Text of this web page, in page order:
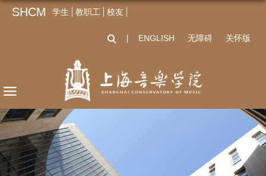
SHCM 学生 教职工 校友
ENGLISH 无障碍 关怀版